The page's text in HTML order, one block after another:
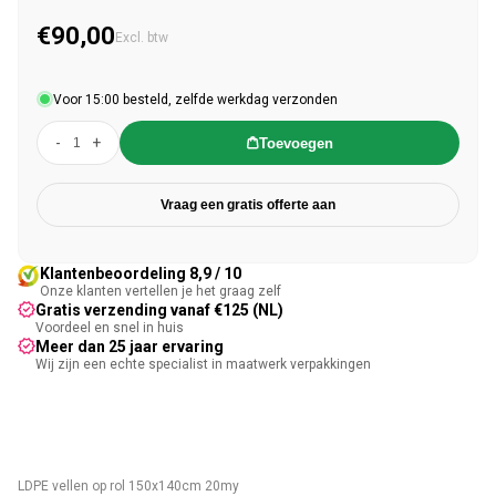
Normale prijs
€90,00 Excl. btw
Voor 15:00 besteld, zelfde werkdag verzonden
- + Toevoegen
Vraag een gratis offerte aan
Klantenbeoordeling 8,9 / 10
Onze klanten vertellen je het graag zelf
Gratis verzending vanaf €125 (NL)
Voordeel en snel in huis
Meer dan 25 jaar ervaring
Wij zijn een echte specialist in maatwerk verpakkingen
LDPE vellen op rol 150x140cm 20my